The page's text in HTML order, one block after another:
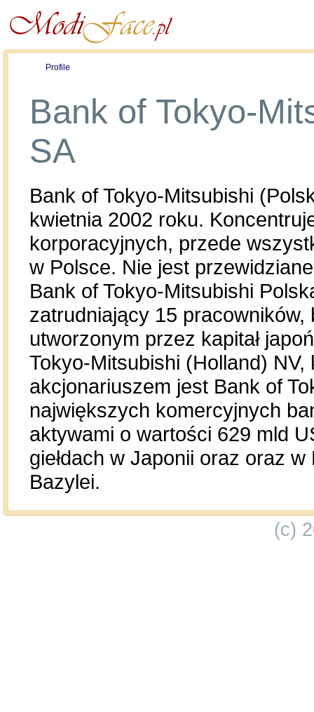
Profile
Bank of Tokyo-
SA
Bank of Tokyo-Mitsubishi
kwietnia 2002 roku.
korporacyjnych, przede
w Polsce. Nie jest
Bank of Tokyo-Mitsubishi
zatrudniający 15
utworzonym przez kapitał
Tokyo-Mitsubishi (Holland)
akcjonariuszem jest Bank of
największych komercyjnych
aktywami o wartości 629 mld
giełdach w Japonii oraz oraz
Bazylei.
(c)